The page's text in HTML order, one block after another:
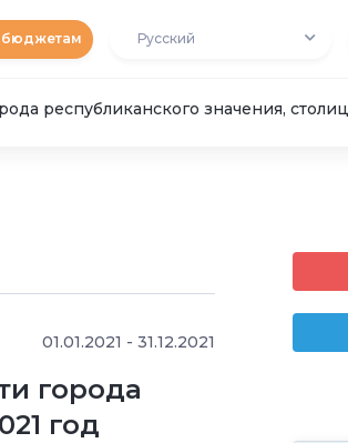
бюджетам Русский
республиканского значения,
01.01.2021 - 31.12.2021
города
год